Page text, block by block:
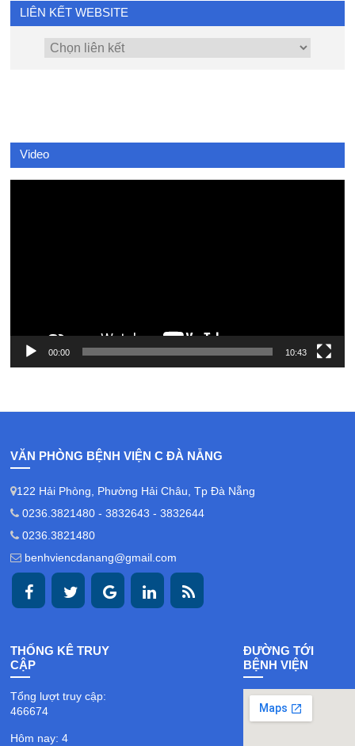
LIÊN KẾT WEBSITE
Video
00:00 10:43
VĂN PHÒNG BỆNH VIỆN C ĐÀ NẴNG
122 Hải Phòng, Phường Hải Châu, Tp Đà Nẵng
0236.3821480 - 3832643 - 3832644
0236.3821480
benhviencdanang@gmail.com
THỐNG KÊ TRUY
CẬP
Tổng lượt truy cập:
466674
Hôm nay: 4
ĐƯỜNG TỚI
BỆNH VIỆN